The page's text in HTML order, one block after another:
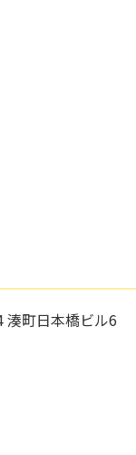
町日本橋ビル6